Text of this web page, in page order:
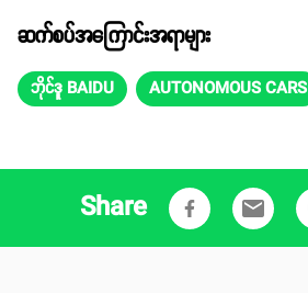
ဆက်စပ်အကြောင်းအရာများ
ဘိုင်ဒူ BAIDU AUTONOMOUS CARS
Share email